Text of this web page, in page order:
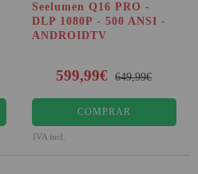
Seelumen Q16 PRO -
DLP 1080P - 500 ANSI -
ANDROIDTV
599,99€ 649,99€
COMPRAR
IVA incl.